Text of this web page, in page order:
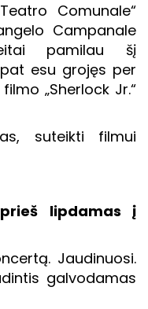
Comunale“
Campanale
pamilau šį
esu grojęs per
„Sherlock Jr.“
suteikti filmui
lipdamas į
Jaudinuosi.
galvodamas